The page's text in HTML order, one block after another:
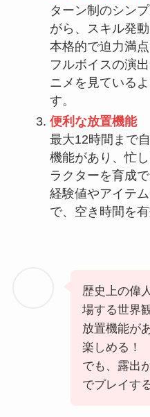
ターン制のシン
がら、スキル発
本格的で迫力満点
フルボイスの演
ニメを見ている
す。
便利な放置機能
最大12時間まで
機能があり、忙
ラクターを育成で
経験値やアイテ
で、空き時間を
歴史上の偉
場する世界
放置機能が
楽しめる！
でも、露出
でプレイす